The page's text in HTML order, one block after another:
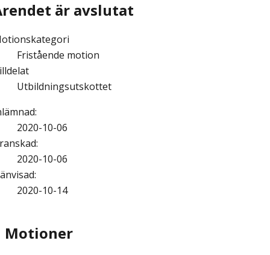
är avslutat
Fristående motion
Utbildningsutskottet
:
2020-10-06
:
2020-10-06
:
2020-10-14
Motioner